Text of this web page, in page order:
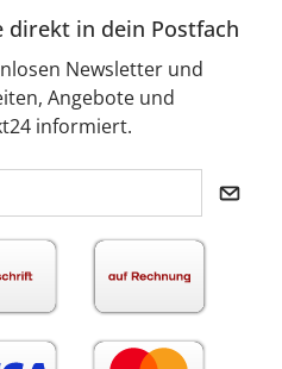
direkt in dein Postfach
Newsletter und
Angebote und
informiert.